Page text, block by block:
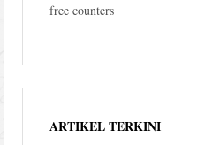
free counters
ARTIKEL TERKINI